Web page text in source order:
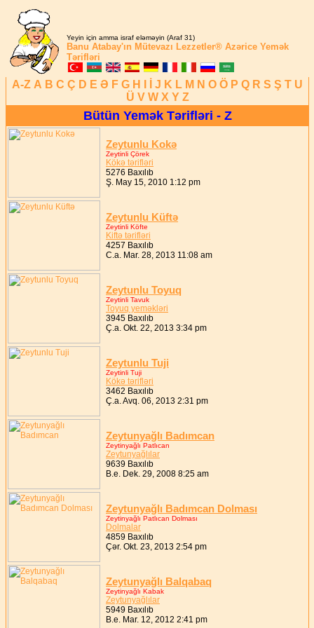
Yeyin için amma israf eləməyin (Araf 31)
Banu Atabay'ın Mütevazı Lezzetler® Azərice Yemək
Tərifləri
A-Z A B C Ç D E Ə F G H J K L M N O Ö P Q R S Ş T U
Ü V W X Y Z
Bütün Yemək Tərifləri - Z
Zeytunlu Kokə
Zeytinli Çörek
Kökə tərifləri
5276 Baxılıb
Ş. May 15, 2010 1:12 pm
Zeytunlu Küftə
Zeytinli Köfte
Kiftə tərifləri
4257 Baxılıb
C.a. Mar. 28, 2013 11:08 am
Zeytunlu Toyuq
Zeytinli Tavuk
Toyuq yeməkləri
3945 Baxılıb
Ç.a. Okt. 22, 2013 3:34 pm
Zeytunlu Tuji
Zeytinli Tuji
Kökə tərifləri
3462 Baxılıb
Ç.a. Avq. 06, 2013 2:31 pm
Zeytunyağlı Badımcan
Zeytinyağlı Patlıcan
Zeytunyağlılar
9639 Baxılıb
B.e. Dek. 29, 2008 8:25 am
Zeytunyağlı Badımcan Dolması
Zeytinyağlı Patlıcan Dolması
Dolmalar
4859 Baxılıb
Çər. Okt. 23, 2013 2:54 pm
Zeytunyağlı Balqabaq
Zeytinyağlı Kabak
Zeytunyağlılar
5949 Baxılıb
B.e. Mar. 12, 2012 2:41 pm